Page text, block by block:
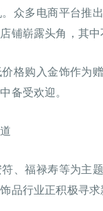
众多电商平台推
铺崭露头角，其中
格购入金饰作为
备受欢迎。
、福禄寿等为主
品行业正积极寻求